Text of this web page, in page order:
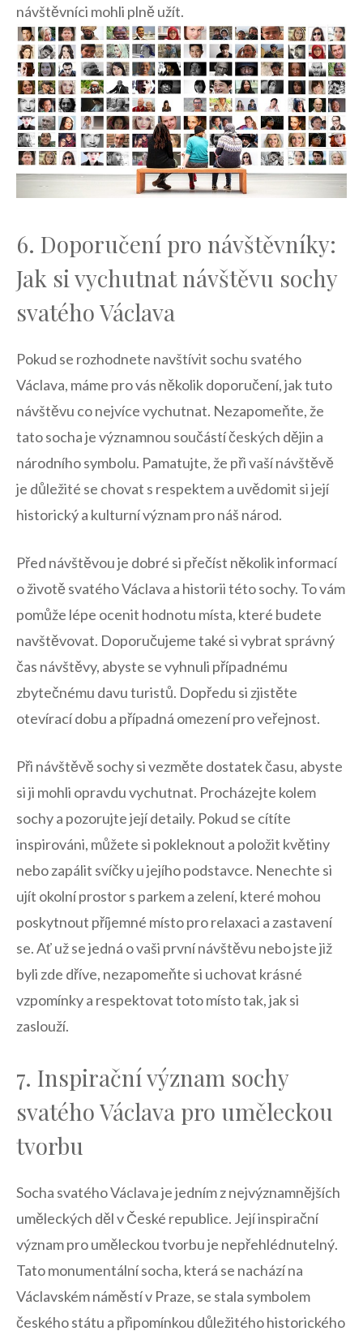
návštěvníci mohli plně užít.
6.⁢ Doporučení ⁢pro návštěvníky:
Jak si vychutnat návštěvu sochy
svatého Václava
Pokud se rozhodnete navštívit sochu svatého
Václava, máme pro vás několik doporučení, jak ⁢tuto‍
návštěvu ​co‍ nejvíce vychutnat. ⁢Nezapomeňte, že
tato socha je významnou součástí českých dějin a
národního symbolu. Pamatujte,‍ že při ⁣vaší ⁢návštěvě
je důležité se‍ chovat s‌ respektem ⁤a uvědomit si její
historický a kulturní význam pro náš národ.
Před návštěvou ‍je dobré⁣ si přečíst ‍několik‍ informací
o ⁤životě svatého Václava‍ a historii této sochy. To vám
pomůže lépe ocenit hodnotu ‍místa, které budete
navštěvovat. Doporučujeme‍ také‌ si vybrat správný
čas návštěvy, ​abyste ⁤se⁢ vyhnuli případnému⁣
zbytečnému davu turistů. Dopředu si ‍zjistěte
otevírací ⁤dobu a případná omezení pro veřejnost.
Při ⁢návštěvě sochy si vezměte dostatek času, abyste
si ji mohli opravdu vychutnat. Procházejte kolem
sochy a pozorujte její‌ detaily. ⁢Pokud ‍se cítíte‍
inspirováni, můžete⁣ si pokleknout a​ položit⁤ květiny‍
nebo⁤ zapálit svíčky u jejího podstavce. Nenechte si
⁢ujít okolní ​prostor s parkem ‍a ⁤zelení, ⁢které mohou
poskytnout příjemné místo ⁢pro relaxaci a‌ zastavení
se. ⁢Ať už ⁢se jedná o vaši první návštěvu nebo⁤ jste​ již
byli zde dříve, nezapomeňte​ si uchovat krásné
vzpomínky a respektovat toto ⁣místo​ tak, jak ⁤si⁤
zaslouží.
7. ⁢Inspirační význam sochy
svatého Václava pro uměleckou⁤
tvorbu
Socha svatého Václava je‌ jedním ​z nejvýznamnějších
uměleckých děl v‌ České ‌republice. Její⁣ inspirační
význam pro‍ uměleckou​ tvorbu je nepřehlédnutelný.
Tato monumentální socha, která se nachází na
Václavském náměstí v‌ Praze, se stala symbolem
českého státu⁤ a připomínkou důležitého historického